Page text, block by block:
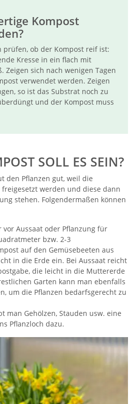
Kompost
prüfen, ob der Kompost reif ist:
Kresse in ein flach mit
Zeigen sich nach wenigen Tagen
verwendet werden. Zeigen
so ist das Substrat noch zu
und der Kompost muss
SOLL ES SEIN?
den Pflanzen gut, weil die
werden und diese dann
stehen. Folgendermaßen können
Aussaat oder Pflanzung für
bzw. 2-3
auf den Gemüsebeeten aus
in die Erde ein. Bei Aussaat reicht
die leicht in die Muttererde
Garten kann man ebenfalls
um die Pflanzen bedarfsgerecht zu
man Gehölzen, Stauden usw. eine
Pflanzloch dazu.